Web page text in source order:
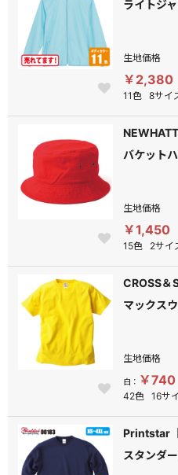
ライトジ
生地価格
￥2,380
11色 8サイ
バケット
生地価格
￥1,450
15色 2サイ
CROSS＆
マックス
生地価格
白： ￥740
42色 16サ
Printstar
スタンダ